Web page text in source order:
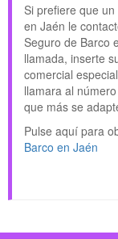
Si prefiere que
en Jaén le
Seguro de Barco
llamada, inserte
comercial
llamara al
que más se
Pulse aquí para
Barco en Jaén